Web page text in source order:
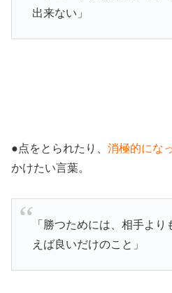
出来ない」
●点をとられたり、 消極的にな
かけたい言葉。
「勝つためには、相手よ
えば良いだけのこと」